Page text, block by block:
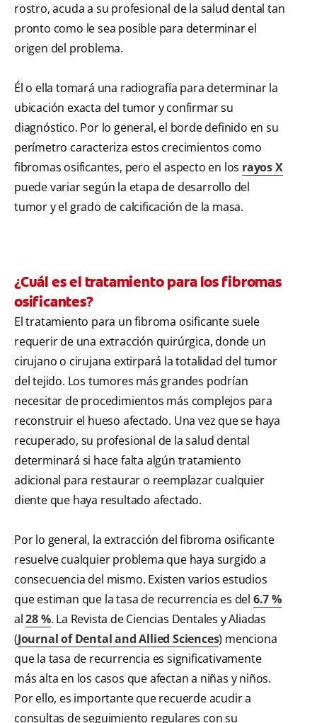
rostro, acuda a su profesional de la salud dental tan
pronto como le sea posible para determinar el
origen del problema.
Él o ella tomará una radiografía para determinar la
ubicación exacta del tumor y confirmar su
diagnóstico. Por lo general, el borde definido en su
perímetro caracteriza estos crecimientos como
fibromas osificantes, pero el aspecto en los rayos X
puede variar según la etapa de desarrollo del
tumor y el grado de calcificación de la masa.
¿Cuál es el tratamiento para los fibromas
osificantes?
El tratamiento para un fibroma osificante suele
requerir de una extracción quirúrgica, donde un
cirujano o cirujana extirpará la totalidad del tumor
del tejido. Los tumores más grandes podrían
necesitar de procedimientos más complejos para
reconstruir el hueso afectado. Una vez que se haya
recuperado, su profesional de la salud dental
determinará si hace falta algún tratamiento
adicional para restaurar o reemplazar cualquier
diente que haya resultado afectado.
Por lo general, la extracción del fibroma osificante
resuelve cualquier problema que haya surgido a
consecuencia del mismo. Existen varios estudios
que estiman que la tasa de recurrencia es del 6.7 %
al28 %. La Revista de Ciencias Dentales y Aliadas
(Journal of Dental and Allied Sciences) menciona
que la tasa de recurrencia es significativamente
más alta en los casos que afectan a niñas y niños.
Por ello, es importante que recuerde acudir a
consultas de seguimiento regulares con su